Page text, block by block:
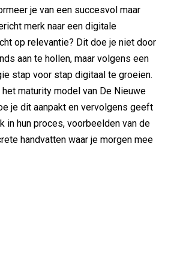
je van een succesvol maar
merk naar een digitale
op relevantie? Dit doe je niet door
aan te hollen, maar volgens een
stap voor stap digitaal te groeien.
het maturity model van De Nieuwe
je dit aanpakt en vervolgens geeft
in hun proces, voorbeelden van de
handvatten waar je morgen mee